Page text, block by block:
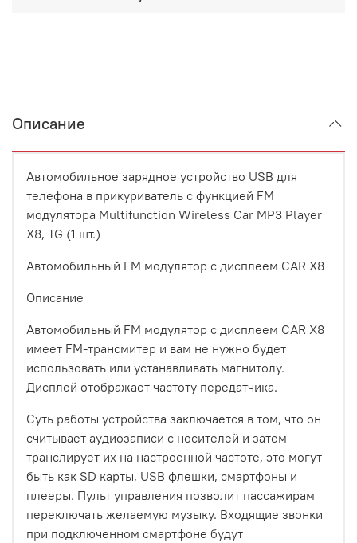
Описание
Автомобильное зарядное устройство USB для
телефона в прикуриватель с функцией FM
модулятора Multifunction Wireless Car MP3 Player
X8, TG (1 шт.)
Автомобильный FM модулятор с дисплеем CAR X8
Описание
Автомобильный FM модулятор с дисплеем CAR X8
имеет FM-трансмитер и вам не нужно будет
использовать или устанавливать магнитолу.
Дисплей отображает частоту передатчика.
Суть работы устройства заключается в том, что он
считывает аудиозаписи с носителей и затем
транслирует их на настроенной частоте, это могут
быть как SD карты, USB флешки, смартфоны и
плееры. Пульт управления позволит пассажирам
переключать желаемую музыку. Входящие звонки
при подключенном смартфоне будут